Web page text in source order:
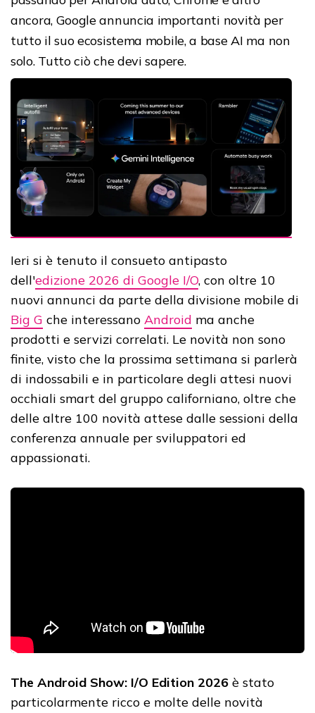
ancora, Google annuncia importanti novità per
tutto il suo ecosistema mobile, a base AI ma non
solo. Tutto ciò che devi sapere.
Ieri si è tenuto il consueto antipasto
dell'edizione 2026 di Google I/O, con oltre 10
nuovi annunci da parte della divisione mobile di
Big G che interessano Android ma anche
prodotti e servizi correlati. Le novità non sono
finite, visto che la prossima settimana si parlerà
di indossabili e in particolare degli attesi nuovi
occhiali smart del gruppo californiano, oltre che
delle altre 100 novità attese dalle sessioni della
conferenza annuale per sviluppatori ed
appassionati.
The Android Show: I/O Edition 2026 è stato
particolarmente ricco e molte delle novità